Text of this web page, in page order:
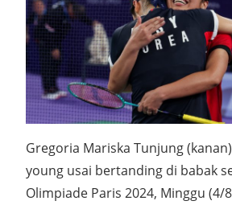
Gregoria Mariska Tunjung
young usai bertanding di babak
Olimpiade Paris 2024, Minggu (4/